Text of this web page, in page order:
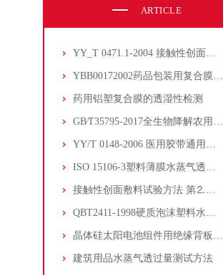
ARTICLE
YY_T 0471.1-2004 接触性创面敷料试验方法 第1部分_液体吸收性
YBB00172002药品包装用复合膜、袋的阻隔性能
药用铝塑复合膜的透湿性检测
GB∕T35795-2017全生物降解农用地面覆盖薄膜的水蒸气透过率测试
YY/T 0148-2006 医用胶带通用要求附录C水蒸气透过性试验方法
ISO 15106-3塑料薄膜水蒸气透过率测定第三部分电解检测传感器方法
接触性创面敷料试验方法 第⒉部分:透气膜敷料水蒸气透过率
QBT2411-1998硬质泡沫塑料水蒸气透过性能的测定
晶体硅太阳电池组件用绝缘背板水蒸气透过率电解传感器法
建筑用品水蒸气透过量测试方法